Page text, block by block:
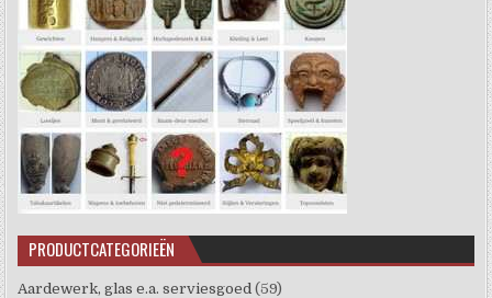
PRODUCTCATEGORIEËN
Aardewerk, glas e.a. serviesgoed (59)